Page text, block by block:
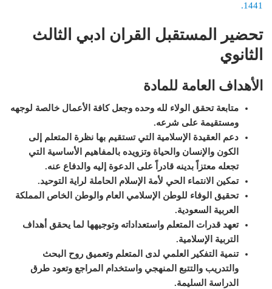
1441.
تحضير المستقبل القران ادبي الثالث
الثانوي
الأهداف العامة للمادة
متابعة تحقق الولاء لله وحده وجعل كافة الأعمال خالصة لوجهه
ومستقيمة على شرعه.
دعم العقيدة الإسلامية التي تستقيم بها نظرة المتعلم إلى
الكون والإنسان والحياة وتزويده بالمفاهيم الأساسية التي
تجعله معتزاً بدينه قادراً على الدعوة إليه والدفاع عنه.
تمكين الانتماء الحي لأمة الإسلام الحاملة لراية التوحيد.
تحقيق الوفاء للوطن الإسلامي العام والوطن الخاص المملكة
العربية السعودية.
تعهد قدرات المتعلم واستعداداته وتوجيهها لما يحقق أهداف
التربية الإسلامية.
تنمية التفكير العلمي لدى المتعلم وتعميق روح البحث
والتدريب والتتبع المنهجي واستخدام المراجع وتعود طرق
الدراسة السليمة.